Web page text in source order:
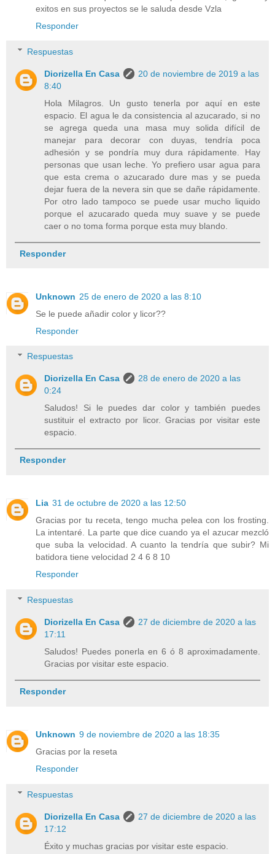
exitos en sus proyectos se le saluda desde Vzla
Responder
Respuestas
Diorizella En Casa
20 de noviembre de 2019 a las
8:40
Hola Milagros. Un gusto tenerla por aquí en este
espacio. El agua le da consistencia al azucarado, si no
se agrega queda una masa muy solida difícil de
manejar para decorar con duyas, tendría poca
adhesión y se pondría muy dura rápidamente. Hay
personas que usan leche. Yo prefiero usar agua para
que esta crema o azucarado dure mas y se pueda
dejar fuera de la nevera sin que se dañe rápidamente.
Por otro lado tampoco se puede usar mucho liquido
porque el azucarado queda muy suave y se puede
caer o no toma forma porque esta muy blando.
Responder
Unknown 25 de enero de 2020 a las 8:10
Se le puede añadir color y licor??
Responder
Respuestas
Diorizella En Casa
28 de enero de 2020 a las
0:24
Saludos! Si le puedes dar color y también puedes
sustituir el extracto por licor. Gracias por visitar este
espacio.
Responder
Lia 31 de octubre de 2020 a las 12:50
Gracias por tu receta, tengo mucha pelea con los frosting.
La intentaré. La parte que dice cuando ya el azucar mezcló
que suba la velocidad. A cuanto la tendría que subir? Mi
batidora tiene velocidad 2 4 6 8 10
Responder
Respuestas
Diorizella En Casa
27 de diciembre de 2020 a las
17:11
Saludos! Puedes ponerla en 6 ó 8 aproximadamente.
Gracias por visitar este espacio.
Responder
Unknown 9 de noviembre de 2020 a las 18:35
Gracias por la reseta
Responder
Respuestas
Diorizella En Casa
27 de diciembre de 2020 a las
17:12
Éxito y muchas gracias por visitar este espacio.